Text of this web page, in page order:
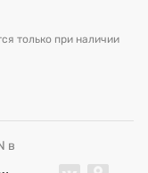
только при наличии
в